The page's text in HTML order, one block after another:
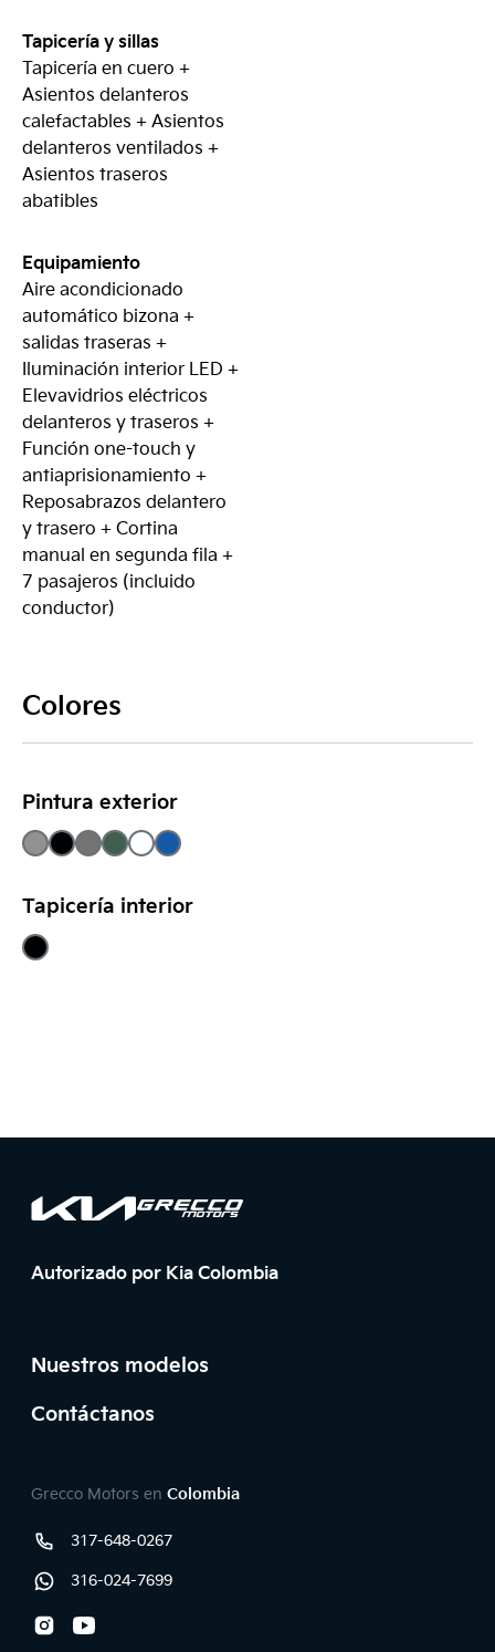
Tapicería y sillas
Tapicería en cuero +
Asientos delanteros
calefactables + Asientos
delanteros ventilados +
Asientos traseros
abatibles
Equipamiento
Aire acondicionado
automático bizona +
salidas traseras +
Iluminación interior LED +
Elevavidrios eléctricos
delanteros y traseros +
Función one-touch y
antiaprisionamiento +
Reposabrazos delantero
y trasero + Cortina
manual en segunda fila +
7 pasajeros (incluido
conductor)
Colores
Pintura exterior
Tapicería interior
Página principal de Grecco Motors
Página principal de Grecco Motors
Autorizado por Kia Colombia
Pie de página
Nuestros modelos
Contáctanos
Teléfonos y redes sociales
Grecco Motors en Colombia
Línea
317-648-0267
Whatsapp
316-024-7699
Instagram
Youtube